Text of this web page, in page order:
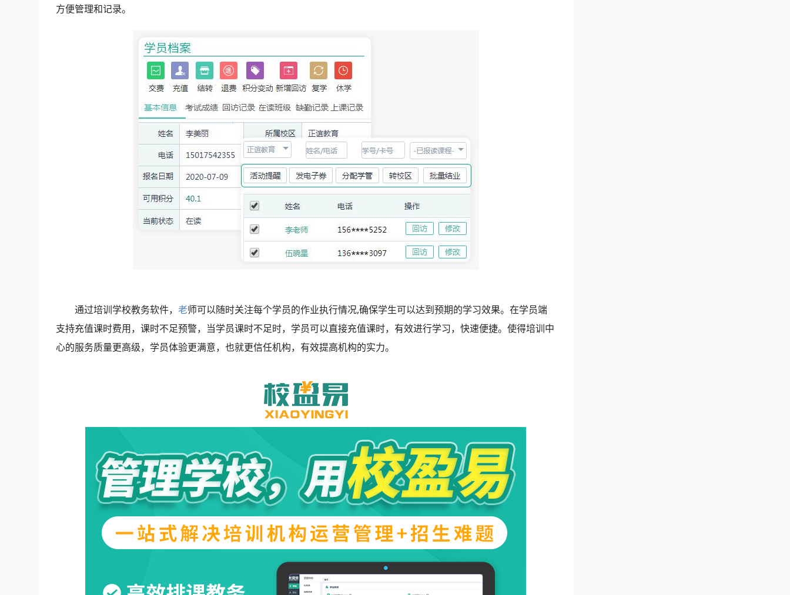
方便管理和记录。
通过培训学校教务软件， 老师可以随时关注每个学员的作业执行情况,确保学生可以达到预期的学习效果。在学员端
支持充值课时费用，课时不足预警，当学员课时不足时，学员可以直接充值课时，有效进行学习，快速便捷。使得培训中
心的服务质量更高级，学员体验更满意，也就更信任机构，有效提高机构的实力。